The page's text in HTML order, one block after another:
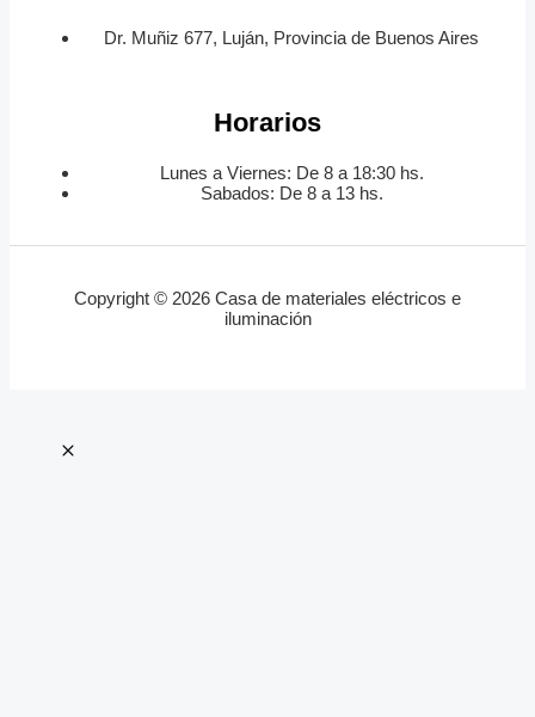
Dr. Muñiz 677, Luján, Provincia de Buenos Aires
Horarios
Lunes a Viernes: De 8 a 18:30 hs.
Sabados: De 8 a 13 hs.
Copyright © 2026 Casa de materiales eléctricos e
iluminación